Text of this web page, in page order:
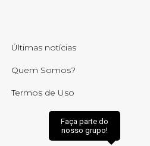
Últimas notícias
Quem Somos?
Termos de Uso
Faça parte do
nosso grupo!